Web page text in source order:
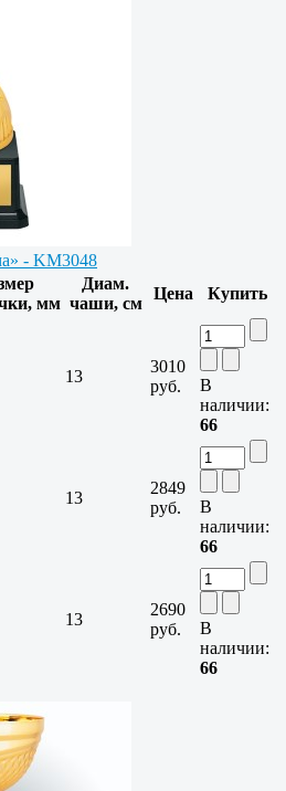
- KM3048
мм
Диам.
чаши, см
Цена Купить
13
3010
руб.
В
наличии:
66
13
2849
руб.
В
наличии:
66
13
2690
руб.
В
наличии:
66